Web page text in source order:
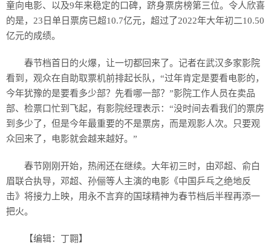
童向电影、以及9年来稳定的口碑，跻身票房榜第三位。令人欣喜
的是，23日单日票房已超10.7亿元，超过了2022年大年初二10.50
亿元的成绩。
春节档首日的火爆，让一切都回来了。记者在武汉多家影院
看到，观众在自助取票机前排起长队，“过年肯定是要看电影的，
今年犹豫的是要看多少部？先看哪一部？”影院工作人员在卖品
部、检票口忙到飞起，有影院经理表示：“没时间去看我们的票房
到多少了，但是今年最重要的不是票房，而是观影人次。只要观
众回来了，电影就会越来越好。”
春节刚刚开始，热闹还在继续。大年初三时，由邓超、俞白
眉联合执导，邓超、孙俪等人主演的电影《中国乒乓之绝地反
击》将接力上映，用永不言弃的国球精神为春节档后半程再添一
把火。
【编辑：丁翾】